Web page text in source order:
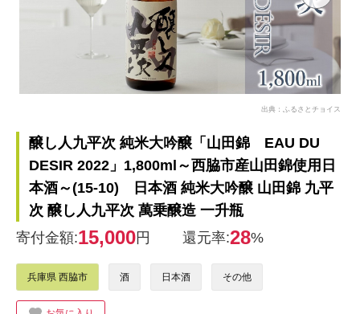
出典：ふるさとチョイス
醸し人九平次 純米大吟醸「山田錦 EAU DU
DESIR 2022」1,800ml～西脇市産山田錦使用日
本酒～(15-10) 日本酒 純米大吟醸 山田錦 九平
次 醸し人九平次 萬乗醸造 一升瓶
寄付金額:15,000円 還元率:28%
兵庫県 西脇市 酒 日本酒 その他